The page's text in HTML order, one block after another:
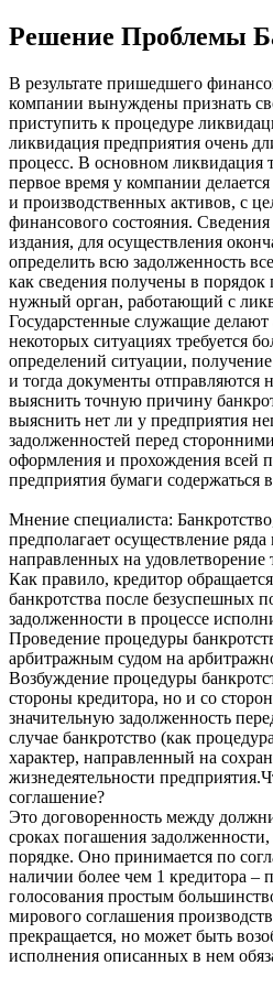
Решение Проблемы
В результате пришедшего
компании вынуждены признать
приступить к процедуре
ликвидация предприятия очень
процесс. В основном ликвидация
первое время у компании
и производственных активов, с
финансового состояния.
издания, для осуществления
определить всю задолженность
как сведения получены в порядок
нужный орган, работающий с
Государстенные служащие
некоторых ситуациях требуется
определений ситуации,
и тогда документы отправляются
выяснить точную причину
выяснить нет ли у предприятия
задолженностей перед
оформления и прохождения всей
предприятия бумаги содержаться
Мнение специалиста:
предполагает осуществление
направленных на удовлетворение
Как правило, кредитор
банкротства после безуспешных
задолженности в процессе
Проведение процедуры
арбитражным судом на
Возбуждение процедуры
стороны кредитора, но и со
значительную задолженность
случае банкротство (как
характер, направленный на
жизнедеятельности
соглашение?
Это договоренность между
сроках погашения
порядке. Оно принимается по
наличии более чем 1 кредитора –
голосования простым
мирового соглашения
прекращается, но может быть
исполнения описанных в нем